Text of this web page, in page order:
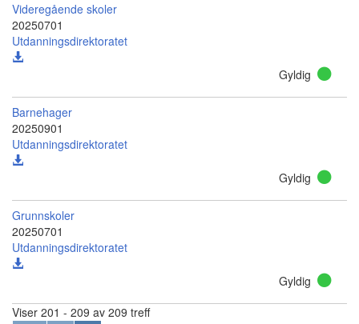
Videregående skoler
20250701
Utdanningsdirektoratet
Gyldig
Barnehager
20250901
Utdanningsdirektoratet
Gyldig
Grunnskoler
20250701
Utdanningsdirektoratet
Gyldig
Viser 201 - 209 av 209 treff